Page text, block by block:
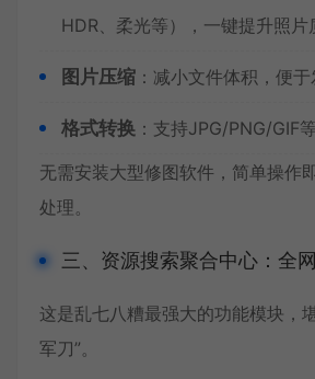
HDR、柔光等），一键提升照片
图片压缩 ：减小文件体积，便于
格式转换 ：支持JPG/PNG/GIF
无需安装大型修图软件，简单操作
处理。
三、资源搜索聚合中心：全
这是乱七八糟最强大的功能模块，
军刀”。